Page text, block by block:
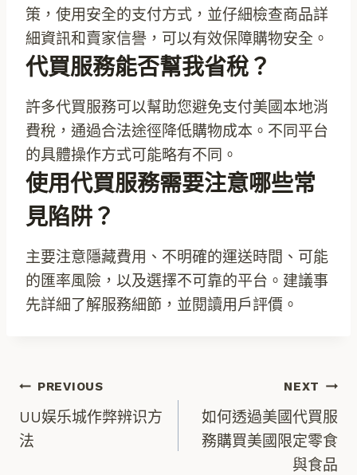
策，使用安全的支付方式，並仔細檢查商品詳
細資訊和賣家信譽，可以有效保障購物安全。
代買服務能否幫我省稅？
許多代買服務可以幫助您避免支付美國本地消
費稅，通過合法途徑降低購物成本。不同平台
的具體操作方式可能略有不同。
使用代買服務需要注意哪些常
見陷阱？
主要注意隱藏費用、不明確的運送時間、可能
的匯率風險，以及選擇不可靠的平台。建議事
先詳細了解服務細節，並閱讀用戶評價。
文
章
PREVIOUS
UU娱乐城作弊辨识方
法
NEXT
如何透過美國代買服
務購買美國限定零食
與食品